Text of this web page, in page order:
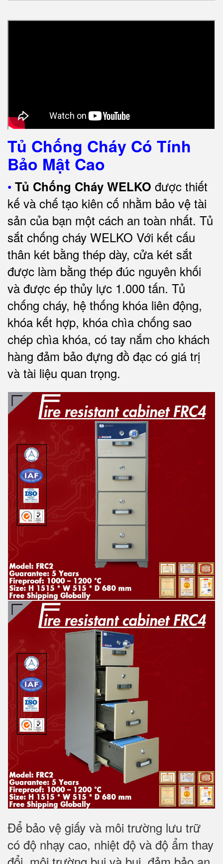
Tủ Chống Cháy Có Tính
Bảo Mật Cao
• Tủ Chống Cháy WELKO được thiết
kế và chế tạo kiên cố nhằm bảo vệ tài
sản của bạn một cách an toàn nhất. Tủ
sắt chống cháy WELKO Với kết cấu
thân két bằng thép dày, cửa két sắt
được làm bằng thép đúc nguyên khối
và được ép thủy lực 1.000 tấn. Tủ
chống cháy, hệ thống khóa liên động,
khóa kết hợp, khóa chìa chống sao
chép chìa khóa, có tay nắm cho khách
hàng đảm bảo đựng đồ đạc có giá trị
và tài liệu quan trọng.
Để bảo vệ giấy và môi trường lưu trữ
có độ nhạy cao, nhiệt độ và độ ẩm thay